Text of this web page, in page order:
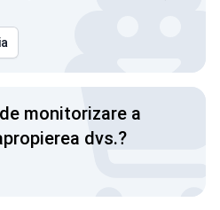
monitorizare a
dvs.?